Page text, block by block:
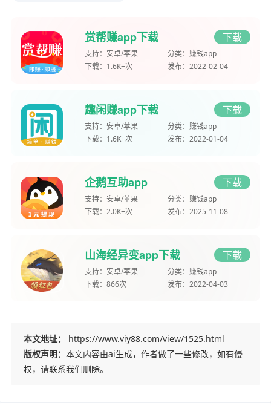
赏帮赚app下载 下载
支持： 安卓/苹果 分类： 赚钱app
下载： 1.6K+次 发布： 2022-02-04
趣闲赚app下载 下载
支持： 安卓/苹果 分类： 赚钱app
下载： 1.6K+次 发布： 2022-01-04
企鹅互助app 下载
支持： 安卓/苹果 分类： 赚钱app
下载： 2.0K+次 发布： 2025-11-08
山海经异变app下载 下载
支持： 安卓/苹果 分类： 赚钱app
下载： 866次 发布： 2022-04-03
本文地址：
https://www.viy88.com/view/1525.html
版权声明： 本文内容由ai生成，作者做了一些修改，如有侵
权，请联系我们删除。